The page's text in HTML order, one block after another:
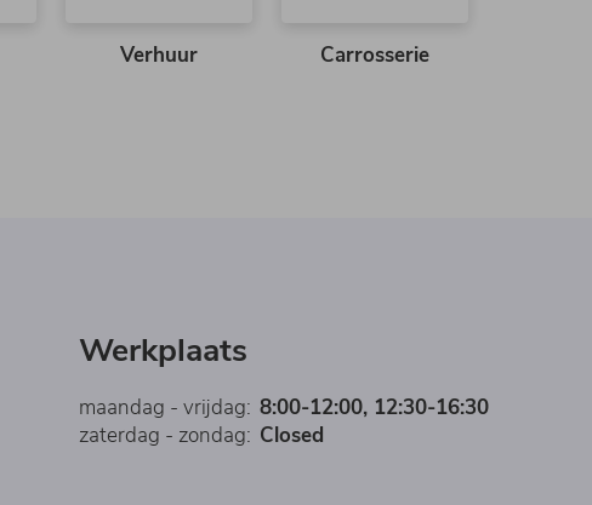
Verhuur Carrosserie
Werkplaats
maandag - vrijdag: 8:00-12:00, 12:30-16:30
zaterdag - zondag: Closed